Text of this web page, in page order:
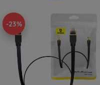
-23%